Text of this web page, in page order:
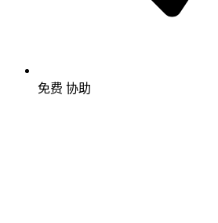
免费 协助